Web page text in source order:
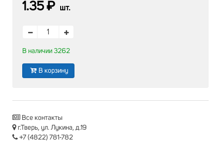
1.35 ₽ шт.
В наличии 3262
В корзину
Все контакты
г.Тверь, ул. Лукина, д.19
+7 (4822) 781-782